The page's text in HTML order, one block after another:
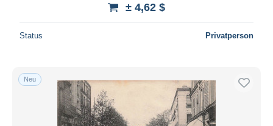
± 4,62 $
Status Privatperson
Neu